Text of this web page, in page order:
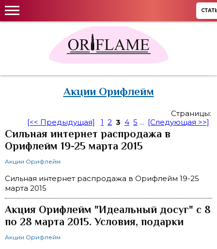
Акции Орифлейм
Страницы:
[<< Предыдущая]
1 2 3 4 5 ... [Следующая >>]
Сильная интернет распродажа в
Орифлейм 19-25 марта 2015
Акции Орифлейм
Сильная интернет распродажа в Орифлейм 19-25
марта 2015
Акция Орифлейм "Идеальный досуг" с 8
по 28 марта 2015. Условия, подарки
Акции Орифлейм